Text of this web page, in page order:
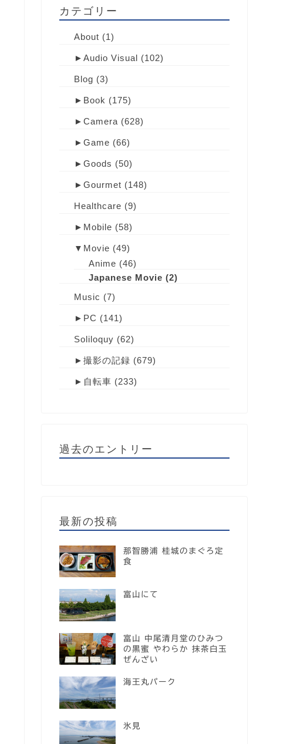
カテゴリー
About (1)
► Audio Visual (102)
Blog (3)
► Book (175)
► Camera (628)
► Game (66)
► Goods (50)
► Gourmet (148)
Healthcare (9)
► Mobile (58)
▼ Movie (49)
Anime (46)
Japanese Movie (2)
Music (7)
► PC (141)
Soliloquy (62)
► 撮影の記録 (679)
► 自転車 (233)
過去のエントリー
最新の投稿
那智勝浦 桂城のまぐろ定
食
富山にて
富山 中尾清月堂のひみつ
の黒蜜 やわらか 抹茶白玉
ぜんざい
海王丸パーク
氷見